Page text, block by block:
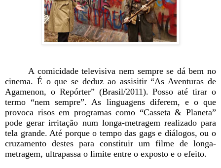
A comicidade televisiva nem sempre se dá bem no
cinema. É o que se deduz ao assisitir “As Aventuras de
Agamenon, o Repórter” (Brasil/2011). Posso até tirar o
termo “nem sempre”. As linguagens diferem, e o que
provoca risos em programas como “Casseta & Planeta”
pode gerar irritação num longa-metragem realizado para
tela grande. Até porque o tempo das gags e diálogos, ou o
cruzamento destes para constituir um filme de longa-
metragem, ultrapassa o limite entre o exposto e o efeito.